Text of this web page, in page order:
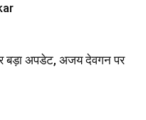
बड़ा अपडेट, अजय देवगन पर